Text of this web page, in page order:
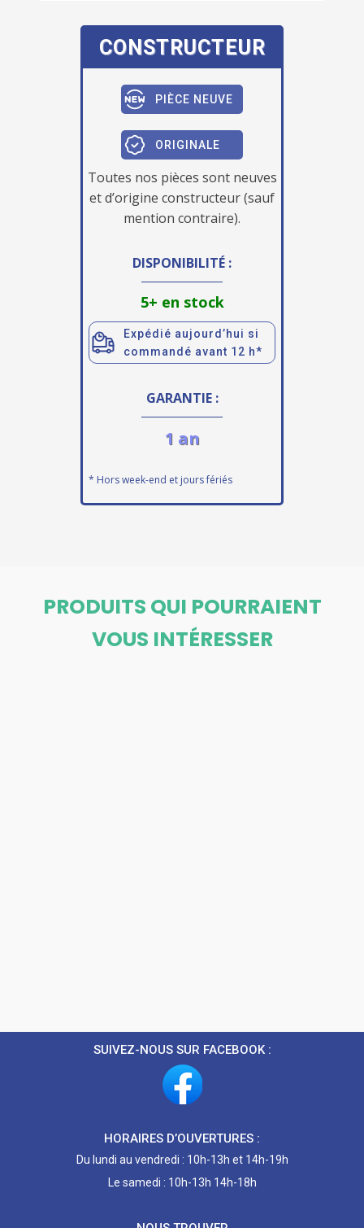
CONSTRUCTEUR
PIÈCE NEUVE
ORIGINALE
Toutes nos pièces sont neuves
et d’origine constructeur (sauf
mention contraire).
DISPONIBILITÉ :
5+ en stock
Expédié aujourd’hui si
commandé avant 12 h*
GARANTIE :
1 an
* Hors week-end et jours fériés
PRODUITS QUI POURRAIENT
VOUS INTÉRESSER
SUIVEZ-NOUS SUR FACEBOOK :
HORAIRES D’OUVERTURES :
Du lundi au vendredi : 10h-13h et 14h-19h
Le samedi : 10h-13h 14h-18h